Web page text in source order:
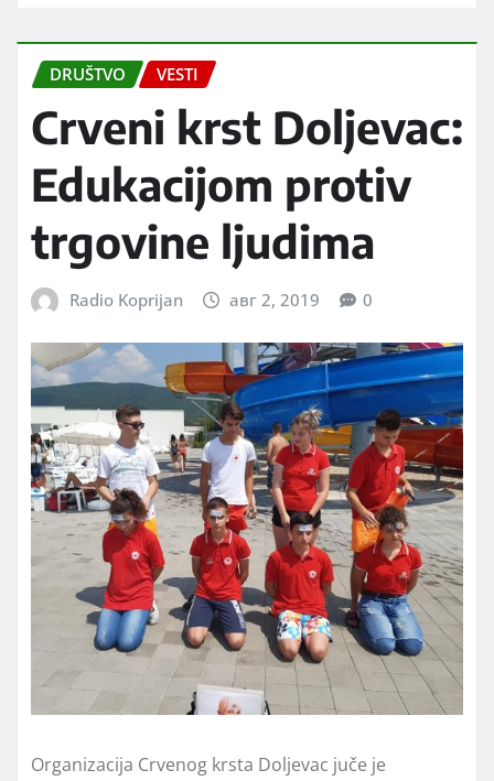
DRUŠTVO VESTI
Crveni krst Doljevac:
Edukacijom protiv
trgovine ljudima
Radio Koprijan авг 2, 2019 0
Organizacija Crvenog krsta Doljevac juče je